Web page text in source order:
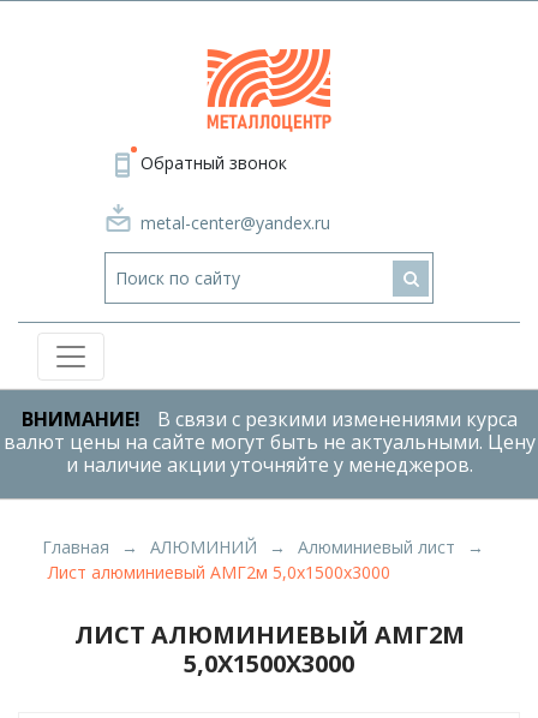
Обратный звонок
metal-center@yandex.ru
ВНИМАНИЕ!
В связи с резкими изменениями курса
валют цены на сайте могут быть не актуальными. Цену
и наличие акции уточняйте у менеджеров.
Главная АЛЮМИНИЙ
Алюминиевый лист
Лист алюминиевый АМГ2м 5,0х1500х3000
ЛИСТ АЛЮМИНИЕВЫЙ АМГ2М
5,0Х1500Х3000